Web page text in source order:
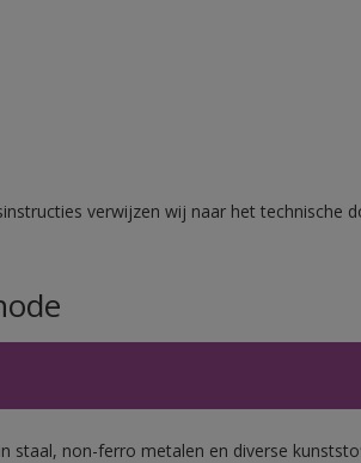
verwijzen wij naar het technische
staal, non-ferro metalen en diverse